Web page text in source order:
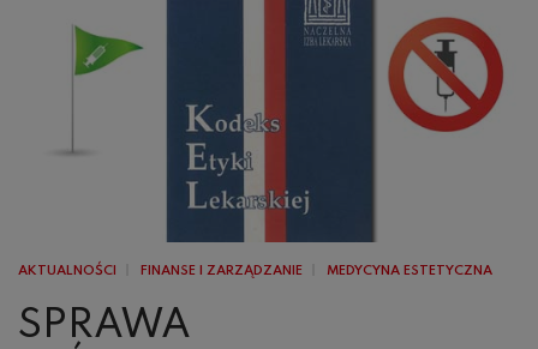
AKTUALNOŚCI FINANSE I ZARZĄDZANIE MEDYCYNA ESTETYCZNA
SPRAWA